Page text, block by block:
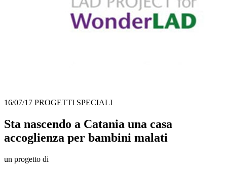
16/07/17 PROGETTI SPECIALI
Sta nascendo a Catania una casa
accoglienza per bambini malati
un progetto di